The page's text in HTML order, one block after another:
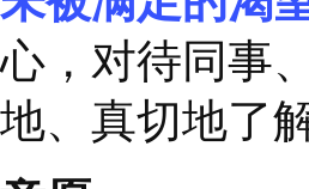
定了正确
务，他决